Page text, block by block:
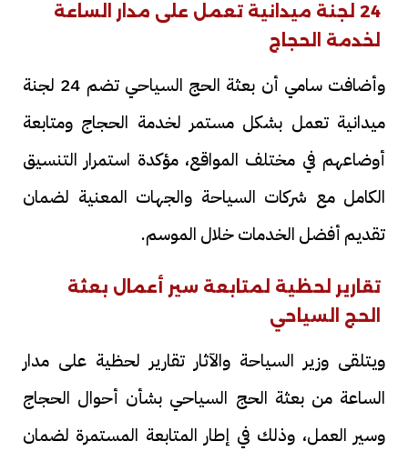
24 لجنة ميدانية تعمل على مدار الساعة
لخدمة الحجاج
وأضافت سامي أن بعثة الحج السياحي تضم 24 لجنة
ميدانية تعمل بشكل مستمر لخدمة الحجاج ومتابعة
أوضاعهم في مختلف المواقع، مؤكدة استمرار التنسيق
الكامل مع شركات السياحة والجهات المعنية لضمان
تقديم أفضل الخدمات خلال الموسم.
تقارير لحظية لمتابعة سير أعمال بعثة
الحج السياحي
ويتلقى وزير السياحة والآثار تقارير لحظية على مدار
الساعة من بعثة الحج السياحي بشأن أحوال الحجاج
وسير العمل، وذلك في إطار المتابعة المستمرة لضمان